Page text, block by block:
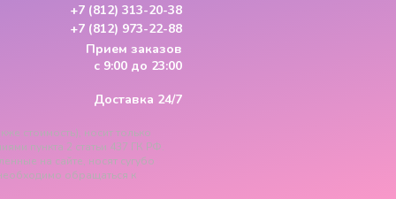
+7 (812) 313-20-38
+7 (812) 973-22-88
Прием заказов
с 9:00 до 23:00
Доставка 24/7
стоимость), носит только
пункта 2 статьи 437 ГК РФ.
на сайте, носят сугубо
обращаться к